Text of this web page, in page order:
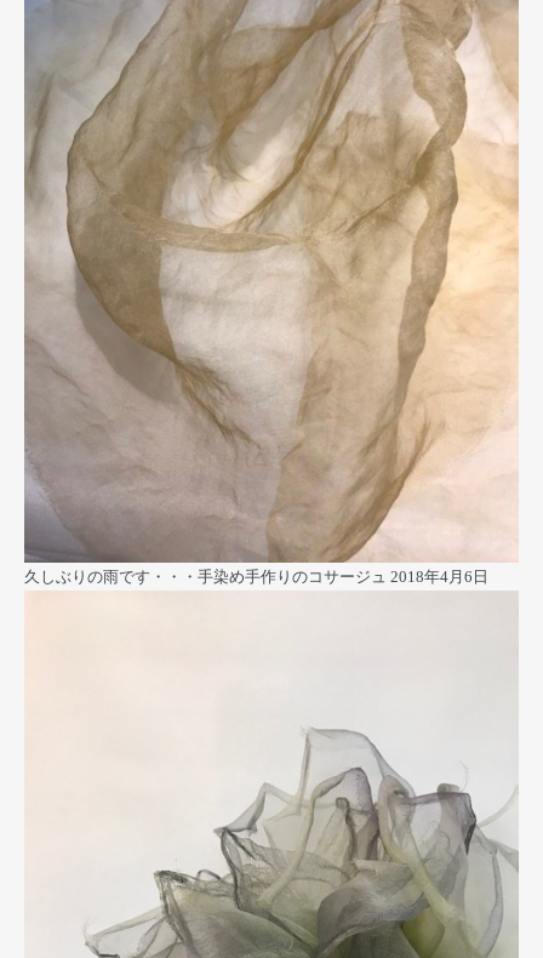
久しぶりの雨です・・・手染め手作りのコサージュ 2018年4月6日